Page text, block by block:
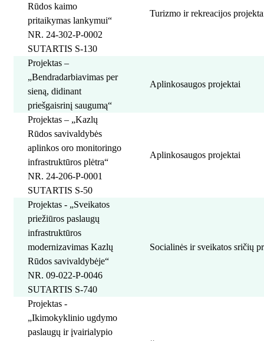
Rūdos kaimo
pritaikymas lankymui“
NR. 24-302-P-0002
SUTARTIS S-130
Turizmo ir rekreacijos
Projektas –
„Bendradarbiavimas per
sieną, didinant
priešgaisrinį saugumą“
Aplinkosaugos projektai
Projektas – „Kazlų
Rūdos savivaldybės
aplinkos oro monitoringo
infrastruktūros plėtra“
NR. 24-206-P-0001
SUTARTIS S-50
Aplinkosaugos projektai
Projektas - „Sveikatos
priežiūros paslaugų
infrastruktūros
modernizavimas Kazlų
Rūdos savivaldybėje“
NR. 09-022-P-0046
SUTARTIS S-740
Socialinės ir sveikatos sričių
Projektas -
„Ikimokyklinio ugdymo
paslaugų ir įvairialypio